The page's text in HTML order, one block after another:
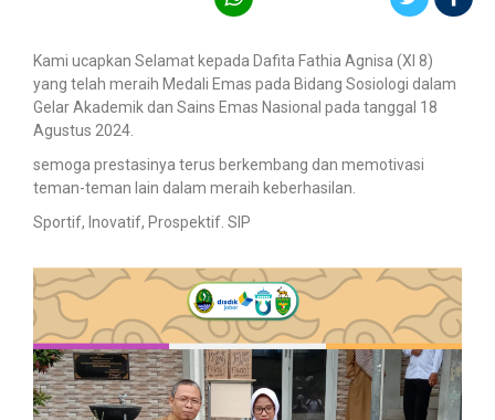
Kami ucapkan Selamat kepada Dafita Fathia Agnisa (XI 8)
yang telah meraih Medali Emas pada Bidang Sosiologi dalam
Gelar Akademik dan Sains Emas Nasional pada tanggal 18
Agustus 2024.
semoga prestasinya terus berkembang dan memotivasi
teman-teman lain dalam meraih keberhasilan.
Sportif, Inovatif, Prospektif. SIP ️